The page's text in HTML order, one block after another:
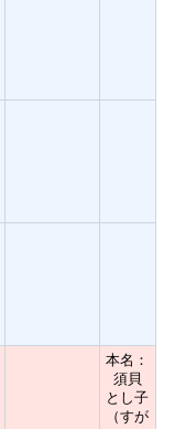
本名：
須貝
とし子
（すが